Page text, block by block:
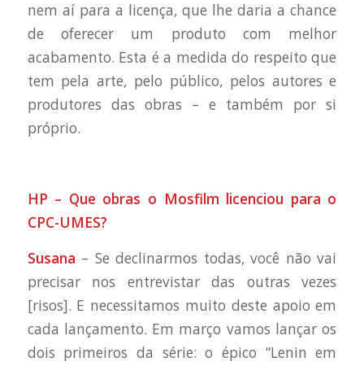
nem aí para a licença, que lhe daria a chance
de oferecer um produto com melhor
acabamento. Esta é a medida do respeito que
tem pela arte, pelo público, pelos autores e
produtores das obras – e também por si
próprio.
HP – Que obras o Mosfilm licenciou para o
CPC-UMES?
Susana – Se declinarmos todas, você não vai
precisar nos entrevistar das outras vezes
[risos]. E necessitamos muito deste apoio em
cada lançamento. Em março vamos lançar os
dois primeiros da série: o épico “Lenin em